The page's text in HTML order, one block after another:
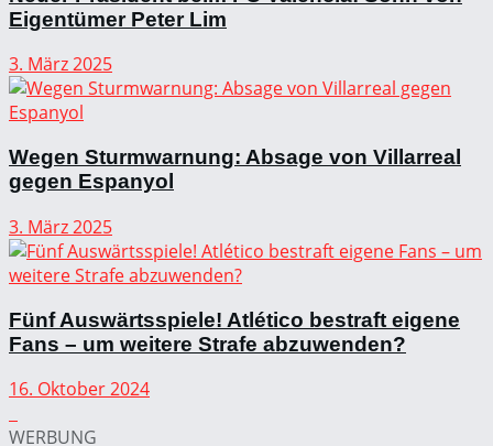
Eigentümer Peter Lim
3. März 2025
Wegen Sturmwarnung: Absage von Villarreal
gegen Espanyol
3. März 2025
Fünf Auswärtsspiele! Atlético bestraft eigene
Fans – um weitere Strafe abzuwenden?
16. Oktober 2024
WERBUNG